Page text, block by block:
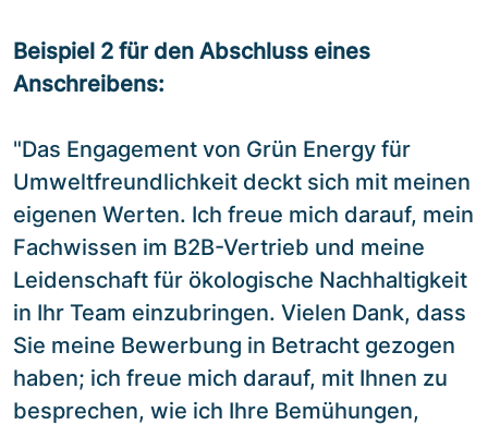
Beispiel 2 für den Abschluss eines
Anschreibens:
"Das Engagement von Grün Energy für
Umweltfreundlichkeit deckt sich mit meinen
eigenen Werten. Ich freue mich darauf, mein
Fachwissen im B2B-Vertrieb und meine
Leidenschaft für ökologische Nachhaltigkeit
in Ihr Team einzubringen. Vielen Dank, dass
Sie meine Bewerbung in Betracht gezogen
haben; ich freue mich darauf, mit Ihnen zu
besprechen, wie ich Ihre Bemühungen,